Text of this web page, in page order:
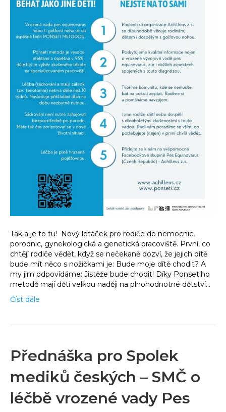
Tak a je to tu! Nový letáček pro rodiče do nemocnic,
porodnic, gynekologická a genetická pracoviště. První, co
chtějí rodiče vědět, když se nečekaně dozví, že jejich dítě
bude mít něco s nožičkami je: Bude moje dítě chodit? A
my jim odpovídáme: Jistěže bude chodit! Díky Ponsetiho
metodě mají děti velkou naději na plnohodnotné dětství…
Číst dále
Přednáška pro Spolek
mediků českých – SMČ o
léčbě vrozené vady Pes